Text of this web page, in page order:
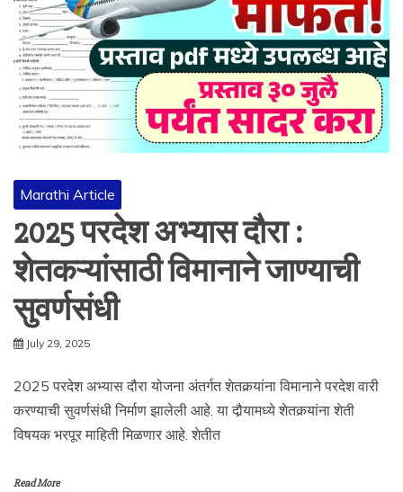
Marathi Article
2025 परदेश अभ्यास दौरा :
शेतकऱ्यांसाठी विमानाने जाण्याची
सुवर्णसंधी
July 29, 2025
2025 परदेश अभ्यास दौरा योजना अंतर्गत शेतकर्‍यांना विमानाने परदेश वारी
करण्याची सुवर्णसंधी निर्माण झालेली आहे. या दौर्‍यामध्ये शेतकर्‍यांना शेती
विषयक भरपूर माहिती मिळणार आहे. शेतीत
Read More